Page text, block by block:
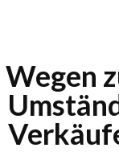
Wegen